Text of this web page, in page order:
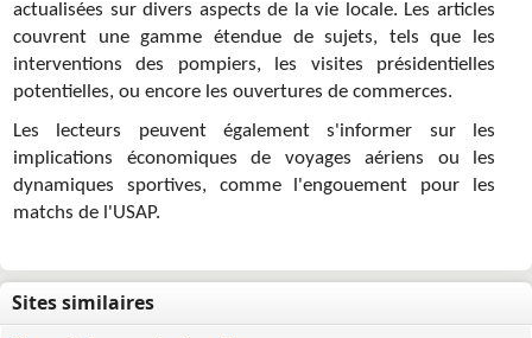
actualisées sur divers aspects de la vie locale. Les articles
couvrent une gamme étendue de sujets, tels que les
interventions des pompiers, les visites présidentielles
potentielles, ou encore les ouvertures de commerces.
Les lecteurs peuvent également s'informer sur les
implications économiques de voyages aériens ou les
dynamiques sportives, comme l'engouement pour les
matchs de l'USAP.